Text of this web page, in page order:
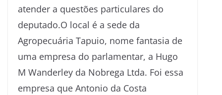
atender a questões particulares do
deputado.O local é a sede da
Agropecuária Tapuio, nome fantasia de
uma empresa do parlamentar, a Hugo
M Wanderley da Nobrega Ltda. Foi essa
empresa que Antonio da Costa